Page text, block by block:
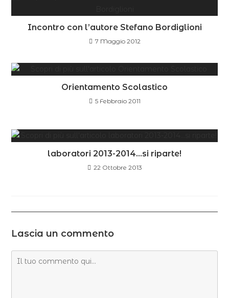
Incontro con l’autore Stefano Bordiglioni
7 Maggio 2012
Orientamento Scolastico
5 Febbraio 2011
laboratori 2013-2014…si riparte!
22 Ottobre 2013
Lascia un commento